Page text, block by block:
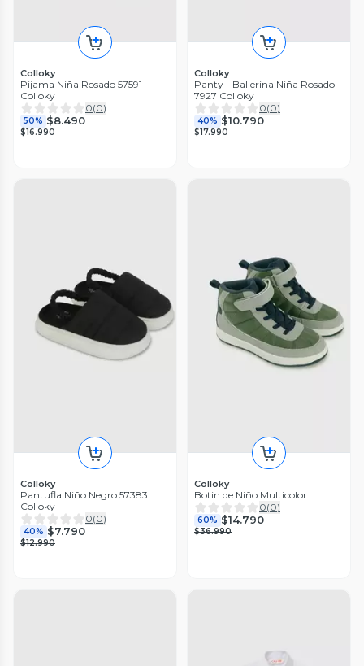
Colloky
Pijama Niña Rosado 57591
Colloky
0(0)
50% $8.490
$16.990
Colloky
Panty - Ballerina Niña Rosado
7927 Colloky
0(0)
40% $10.790
$17.990
Colloky
Pantufla Niño Negro 57383
Colloky
0(0)
40% $7.790
$12.990
Colloky
Botin de Niño Multicolor
0(0)
60% $14.790
$36.990